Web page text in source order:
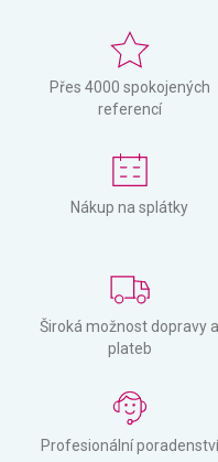
Přes 4000 spokojených
referencí
Nákup na splátky
Široká možnost dopravy a
plateb
Profesionální poradenství